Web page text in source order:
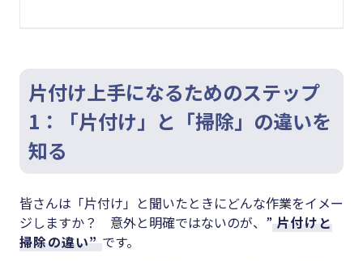
片付け上手になるためのステップ
1：「片付け」と「掃除」の違いを
知る
皆さんは「片付け」と聞いたときにどんな作業をイメー
ジしますか？ 意外と明確ではないのが、” 片付けと
掃除の違い” です。